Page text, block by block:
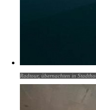
Radtour, übernachten in